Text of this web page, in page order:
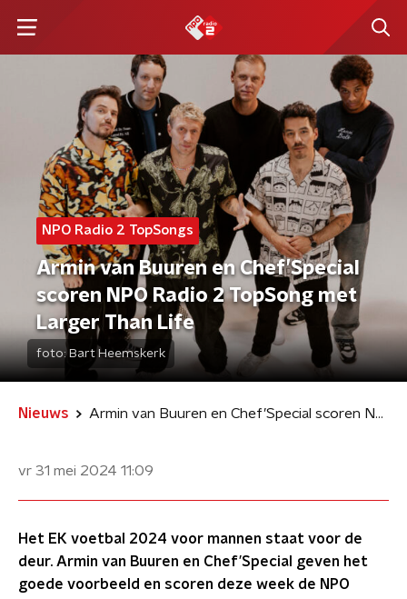
NPO Radio 2 TopSongs
Armin van Buuren en Chef’Special
scoren NPO Radio 2 TopSong met
Larger Than Life
foto: Bart Heemskerk
Nieuws Armin van Buuren en Chef’Special scoren NPO Radio 2 TopSong met Larger Than Life
vr 31 mei 2024 11:09
Het EK voetbal 2024 voor mannen staat voor de
deur. Armin van Buuren en Chef’Special geven het
goede voorbeeld en scoren deze week de NPO